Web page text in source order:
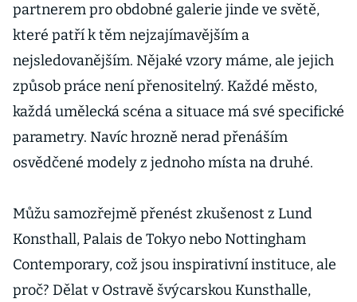
partnerem pro obdobné galerie jinde ve světě,
které patří k těm nejzajímavějším a
nejsledovanějším. Nějaké vzory máme, ale jejich
způsob práce není přenositelný. Každé město,
každá umělecká scéna a situace má své specifické
parametry. Navíc hrozně nerad přenáším
osvědčené modely z jednoho místa na druhé.
Můžu samozřejmě přenést zkušenost z Lund
Konsthall, Palais de Tokyo nebo Nottingham
Contemporary, což jsou inspirativní instituce, ale
proč? Dělat v Ostravě švýcarskou Kunsthalle,